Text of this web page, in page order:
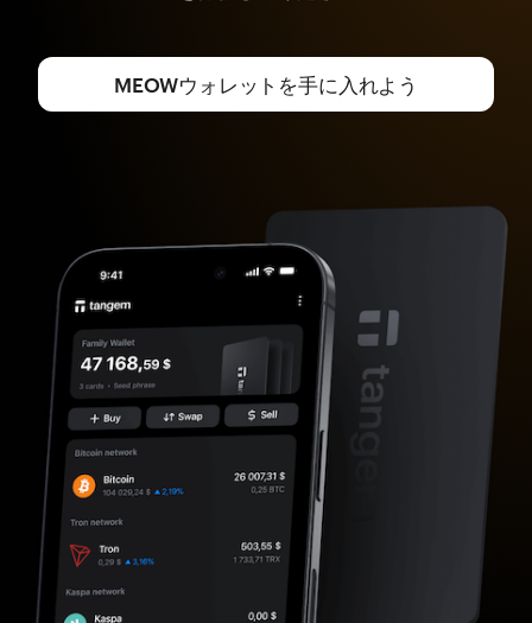
MEOWウォレットを手に入れよう